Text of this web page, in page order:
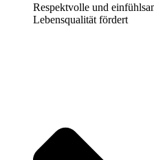
Respektvolle und
Lebensqualität fördert